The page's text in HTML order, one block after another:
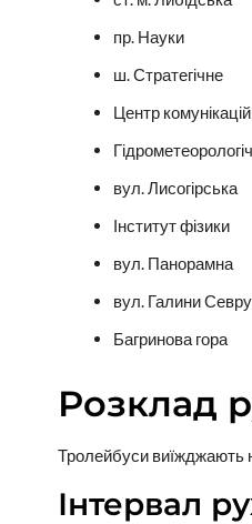
пр. Науки
ш. Стратегічне
Центр комунікацій
вул. Лисогірська
Інститут фізики
вул. Панорамна
вул. Галини
Багринова гора
Розклад
Тролейбуси виїжджають
Інтервал